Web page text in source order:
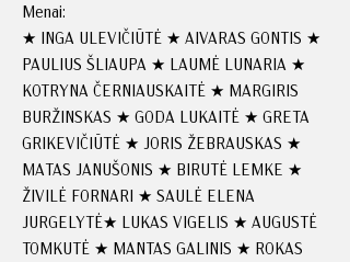
Menai:
★ INGA ULEVIČIŪTĖ ★ AIVARAS GONTIS ★
PAULIUS ŠLIAUPA ★ LAUMĖ LUNARIA ★
KOTRYNA ČERNIAUSKAITĖ ★ MARGIRIS
BURŽINSKAS ★ GODA LUKAITĖ ★ GRETA
GRIKEVIČIŪTĖ ★ JORIS ŽEBRAUSKAS ★
MATAS JANUŠONIS ★ BIRUTĖ LEMKE ★
ŽIVILĖ FORNARI ★ SAULĖ ELENA
JURGELYTĖ★ LUKAS VIGELIS ★ AUGUSTĖ
TOMKUTĖ ★ MANTAS GALINIS ★ ROKAS